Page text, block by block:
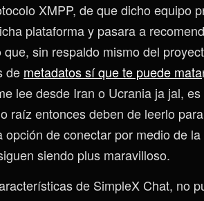
XMPP, de que dicho equipo
plataforma y pasara a
sin respaldo mismo del
de metadatos sí que te puede mata
lee desde Iran o Ucrania ja jal,
raíz entonces deben de leerlo
opción de conectar por medio de
siendo plus maravilloso.
de SimpleX Chat, no